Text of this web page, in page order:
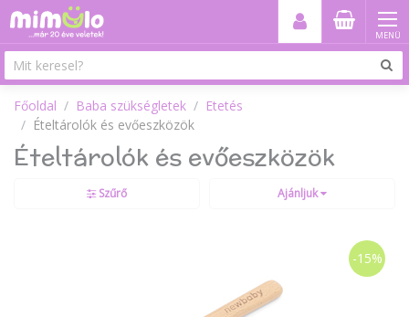
MENÜ
Főoldal Baba szükségletek
Etetés
Ételtárolók és evőeszközök
Ételtárolók és evőeszközök
Szűrő Ajánljuk
-15%